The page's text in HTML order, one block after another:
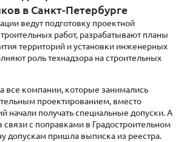
в Санкт-Петербурге
ведут подготовку проектной
работ, разрабатывают планы
территорий и установки инженерных
роль технадзора на строительных
все компании, которые занимались
проектированием, вместо
начали получать специальные допуски. А
связи с поправками в Градостроительном
допускам пришла выписка из реестра.